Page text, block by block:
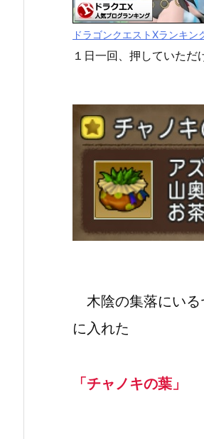
ドラゴンクエストXランキン
１日一回、押していただ
木陰の集落にいる
に入れた
「チャノキの葉」